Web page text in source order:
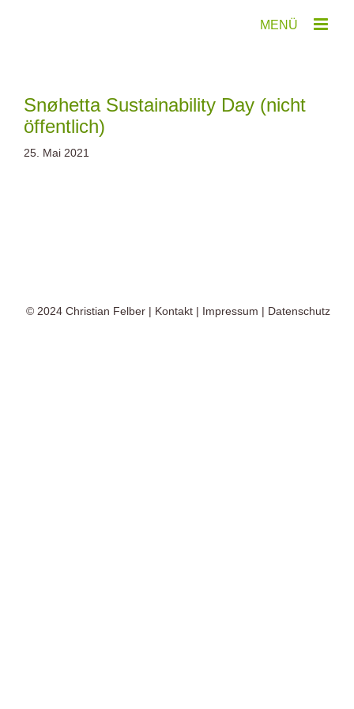
Snøhetta Sustainability Day (nicht
öffentlich)
25. Mai 2021
© 2024 Christian Felber | Kontakt | Impressum | Datenschutz